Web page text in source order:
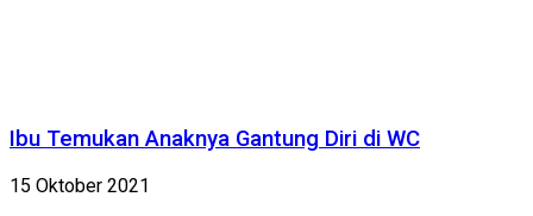
Ibu Temukan Anaknya Gantung Diri di WC
15 Oktober 2021